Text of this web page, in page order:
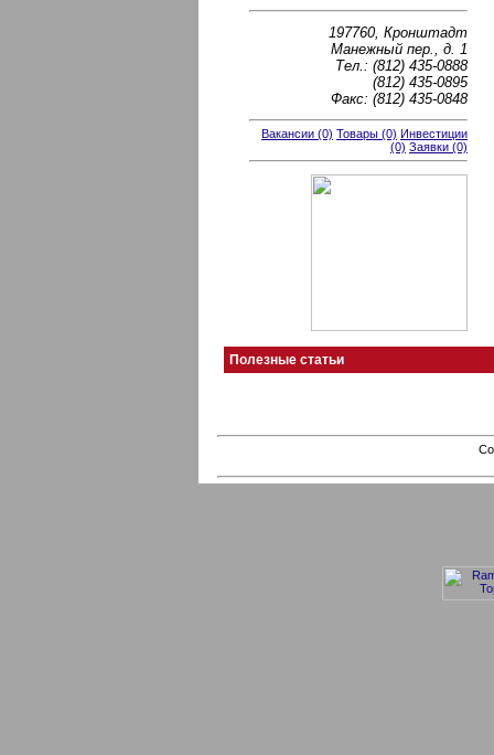
197760, Кронштадт
Манежный пер., д. 1
Тел.: (812) 435-0888
(812) 435-0895
Факс: (812) 435-0848
Вакансии (0) Товары (0) Инвестиции
(0) Заявки (0)
Полезные статьи